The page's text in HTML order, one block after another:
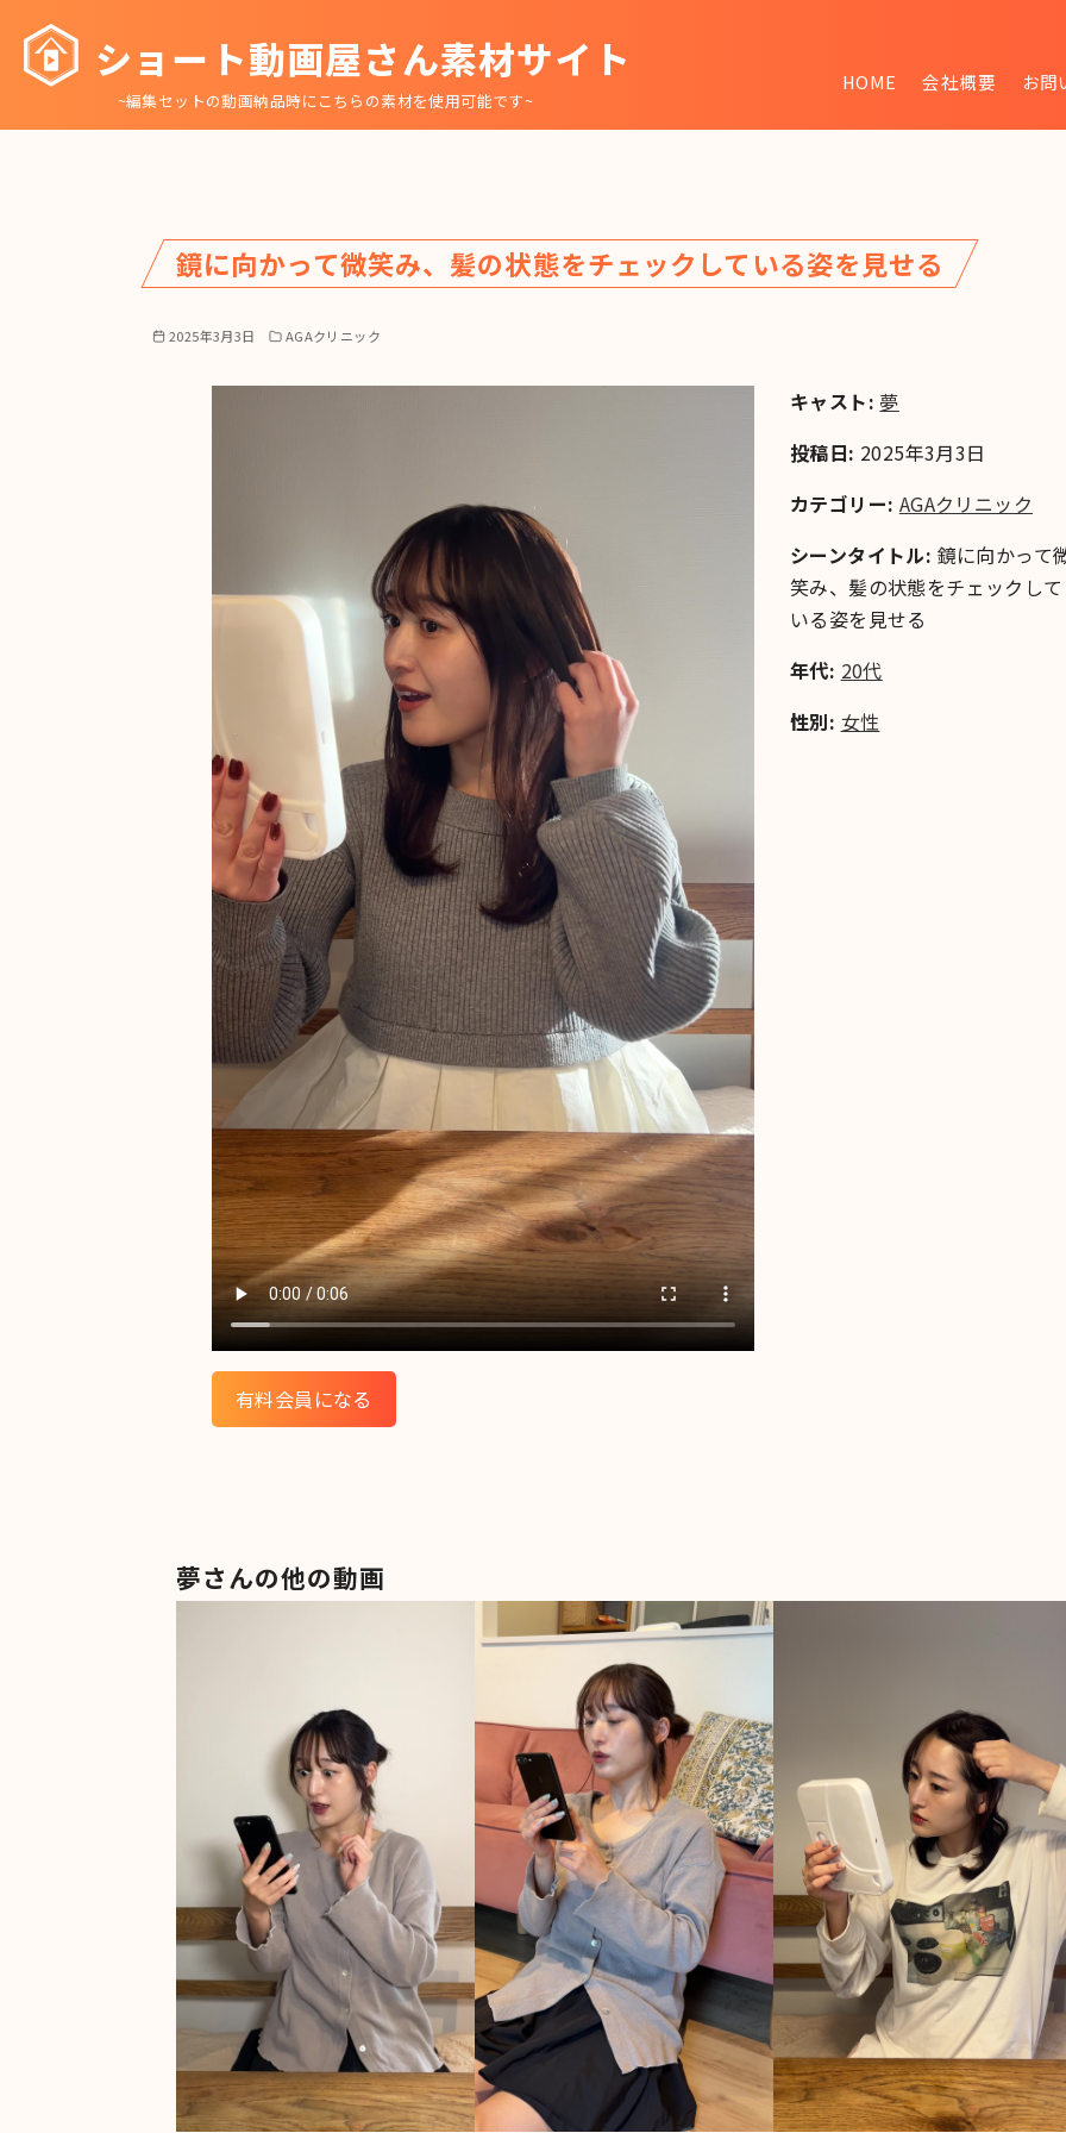
ショート動画屋さん素材サイト
~編集セットの動画納品時にこちらの素材を使用可能です~
HOME 会社概要 お問
鏡に向かって微笑み、髪の状態をチェックしている姿を見せる
2025年3月3日 AGAクリニック
有料会員になる
キャスト: 夢
投稿日: 2025年3月3日
カテゴリー: AGAクリニック
シーンタイトル: 鏡に向かって
笑み、髪の状態をチェックして
いる姿を見せる
年代: 20代
性別: 女性
夢さんの他の動画